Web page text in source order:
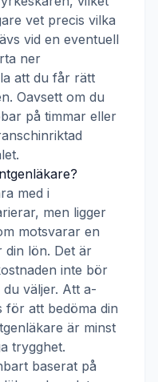
vet precis vilka
vid en eventuell
ner
att du får rätt
Oavsett om du
på timmar eller
?
med i
men ligger
motsvarar en
din lön. Det är
inte bör
väljer. Att a-
för att bedöma din
är minst
trygghet.
baserat på